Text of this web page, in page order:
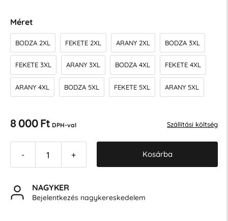
Méret
BODZA 2XL FEKETE 2XL ARANY 2XL BODZA 3XL
FEKETE 3XL ARANY 3XL BODZA 4XL FEKETE 4XL
ARANY 4XL BODZA 5XL FEKETE 5XL ARANY 5XL
8 000 Ft DPH-val Szállítási költség
- + Kosárba
NAGYKER
Bejelentkezés nagykereskedelem